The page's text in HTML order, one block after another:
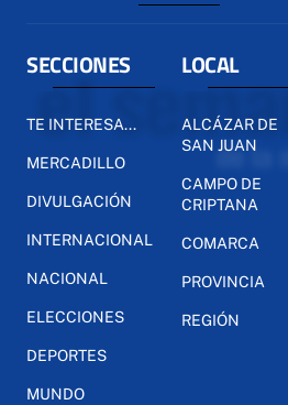
SECCIONES
TE INTERESA...
MERCADILLO
DIVULGACIÓN
INTERNACIONAL
NACIONAL
ELECCIONES
DEPORTES
MUNDO
LOCAL
ALCÁZAR DE
SAN JUAN
CAMPO DE
CRIPTANA
COMARCA
PROVINCIA
REGIÓN